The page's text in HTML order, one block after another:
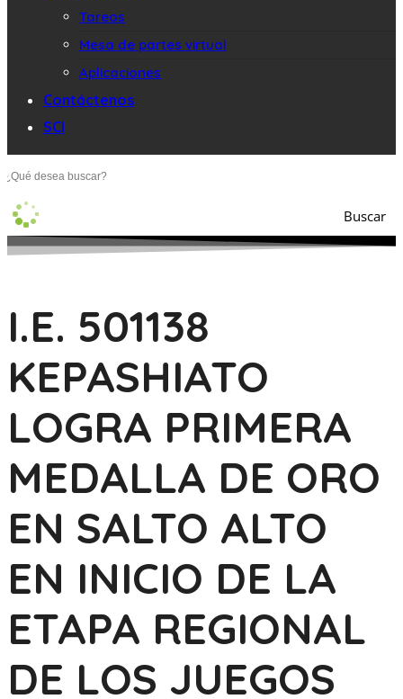
Tareos
Mesa de partes virtual
Aplicaciones
Contáctenos
SCI
Buscar
I.E. 501138
KEPASHIATO
LOGRA PRIMERA
MEDALLA DE ORO
EN SALTO ALTO
EN INICIO DE LA
ETAPA REGIONAL
DE LOS JUEGOS